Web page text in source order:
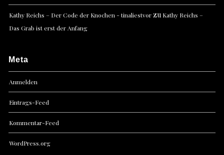
Kathy Reichs – Der Code der Knochen - tinaliestvorzu Kathy Reichs –
Das Grab ist erst der Anfang
Meta
Anmelden
Eintrags-Feed
Kommentar-Feed
WordPress.org